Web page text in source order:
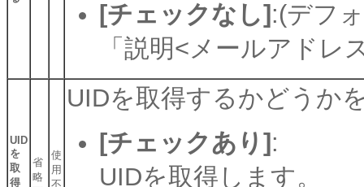
[チェックなし] :(デフ
「説明<メールアドレ
UID
を
取
得
省
略
使
用
不
UIDを取得するかどうか
[チェックあり] :
UIDを取得します。